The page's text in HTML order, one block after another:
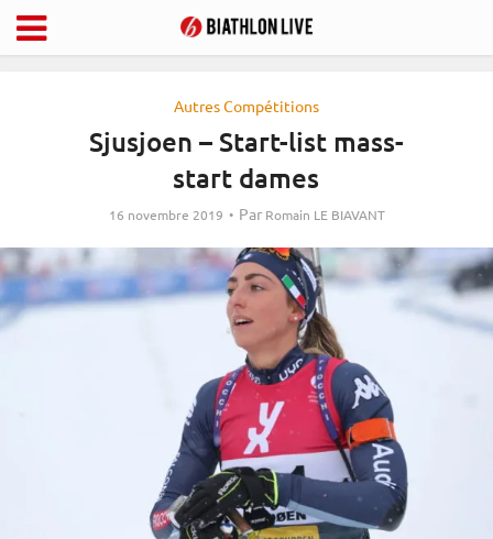
Autres Compétitions
Sjusjoen – Start-list mass-
start dames
16 novembre 2019 Par Romain LE BIAVANT